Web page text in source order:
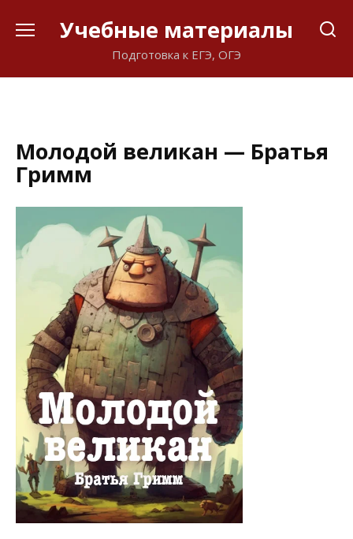
Учебные материалы
Подготовка к ЕГЭ, ОГЭ
Молодой великан — Братья
Гримм